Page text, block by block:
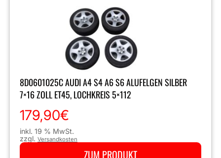
8D0601025C AUDI A4 S4 A6 S6 ALUFELGEN SILBER
7×16 ZOLL ET45, LOCHKREIS 5×112
179,90€
inkl. 19 % MwSt.
zzgl. Versandkosten
ZUM PRODUKT